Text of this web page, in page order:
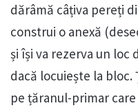
dărâmă câțiva pereți
construi o anexă
și își va rezerva un loc
dacă locuiește la bloc.
pe țăranul-primar